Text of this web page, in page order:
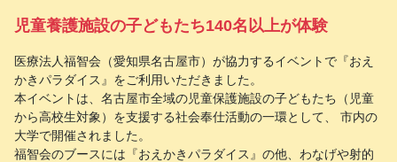
児童養護施設の子どもたち140名以上が体験
医療法人福智会（愛知県名古屋市）が協力するイベントで『おえ
かきパラダイス』をご利用いただきました。
本イベントは、名古屋市全域の児童保護施設の子どもたち（児童
から高校生対象）を支援する社会奉仕活動の一環として、 市内の
大学で開催されました。
福智会のブースには『おえかきパラダイス』の他、わなげや射的